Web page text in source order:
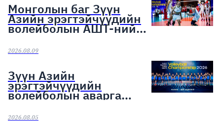
Монголын баг Зүүн
Азийн эрэгтэйчүүдийн
волейболын АШТ-ний
хүрэл медалийн эзэд
боллоо
2026.08.09
Зүүн Азийн
эрэгтэйчүүдийн
волейболын аварга
шалгаруулах тэмцээн
эхэллээ
2026.08.05